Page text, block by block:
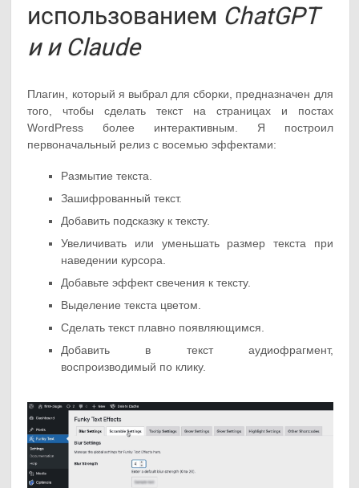
использованием ChatGPT
и и Claude
Плагин, который я выбрал для сборки, предназначен для
того, чтобы сделать текст на страницах и постах
WordPress более интерактивным. Я построил
первоначальный релиз с восемью эффектами:
Размытие текста.
Зашифрованный текст.
Добавить подсказку к тексту.
Увеличивать или уменьшать размер текста при
наведении курсора.
Добавьте эффект свечения к тексту.
Выделение текста цветом.
Сделать текст плавно появляющимся.
Добавить в текст аудиофрагмент,
воспроизводимый по клику.